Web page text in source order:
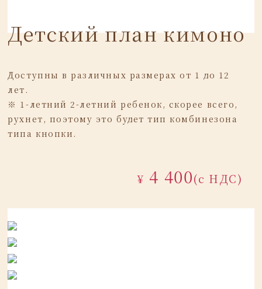
Детский план кимоно
Доступны в различных размерах от 1 до 12
лет.
※ 1-летний 2-летний ребенок, скорее всего,
рухнет, поэтому это будет тип комбинезона
типа кнопки.
¥ 4 400(с НДС)